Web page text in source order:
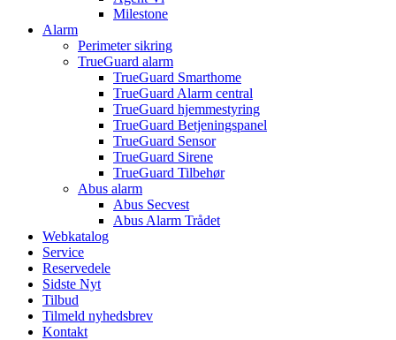
Milestone
Alarm
Perimeter sikring
TrueGuard alarm
TrueGuard Smarthome
TrueGuard Alarm central
TrueGuard hjemmestyring
TrueGuard Betjeningspanel
TrueGuard Sensor
TrueGuard Sirene
TrueGuard Tilbehør
Abus alarm
Abus Secvest
Abus Alarm Trådet
Webkatalog
Service
Reservedele
Sidste Nyt
Tilbud
Tilmeld nyhedsbrev
Kontakt